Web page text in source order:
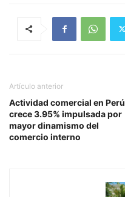
Artículo anterior
Actividad comercial en Perú
crece 3.95% impulsada por
mayor dinamismo del
comercio interno